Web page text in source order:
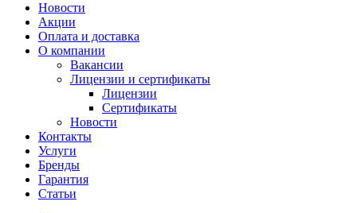
Новости
Акции
Оплата и доставка
О компании
Вакансии
Лицензии и сертификаты
Лицензии
Сертификаты
Новости
Контакты
Услуги
Бренды
Гарантия
Статьи